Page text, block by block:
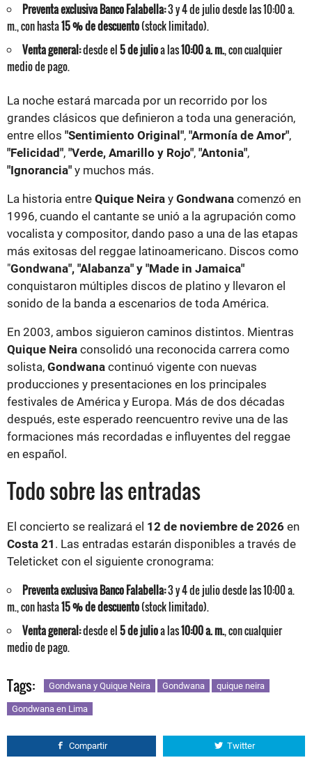
Preventa exclusiva Banco Falabella:3 y 4 de julio desde las 10:00 a.
m., con hasta15 % de descuento(stock limitado).
Venta general:desde el5 de julioa las10:00 a. m., con cualquier
medio de pago.
La noche estará marcada por un recorrido por los
grandes clásicos que definieron a toda una generación,
entre ellos "Sentimiento Original", "Armonía de Amor",
"Felicidad", "Verde, Amarillo y Rojo", "Antonia",
"Ignorancia" y muchos más.
La historia entre Quique Neira y Gondwana comenzó en
1996, cuando el cantante se unió a la agrupación como
vocalista y compositor, dando paso a una de las etapas
más exitosas del reggae latinoamericano. Discos como
"Gondwana", "Alabanza" y "Made in Jamaica"
conquistaron múltiples discos de platino y llevaron el
sonido de la banda a escenarios de toda América.
En 2003, ambos siguieron caminos distintos. Mientras
Quique Neira consolidó una reconocida carrera como
solista, Gondwana continuó vigente con nuevas
producciones y presentaciones en los principales
festivales de América y Europa. Más de dos décadas
después, este esperado reencuentro revive una de las
formaciones más recordadas e influyentes del reggae
en español.
Todo sobre las entradas
El concierto se realizará el 12 de noviembre de 2026 en
Costa 21 . Las entradas estarán disponibles a través de
Teleticket con el siguiente cronograma:
Preventa exclusiva Banco Falabella:3 y 4 de julio desde las 10:00 a.
m., con hasta15 % de descuento(stock limitado).
Venta general:desde el5 de julioa las10:00 a. m., con cualquier
medio de pago.
Tags: Gondwana y Quique Neira Gondwana quique neira
Gondwana en Lima
Compartir Twitter